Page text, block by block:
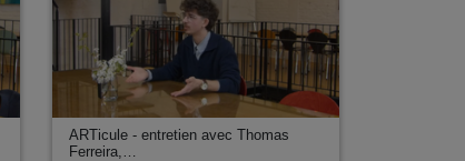
ARTicule - entretien avec Thomas
Ferreira,…